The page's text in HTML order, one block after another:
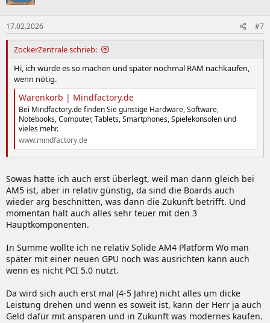
o
n
e
n
:
17.02.2026 #7
ZockerZentrale schrieb:
Hi, ich würde es so machen und später nochmal RAM nachkaufen,
wenn nötig.
Warenkorb | Mindfactory.de
Bei Mindfactory.de finden Sie günstige Hardware, Software,
Notebooks, Computer, Tablets, Smartphones, Spielekonsolen und
vieles mehr.
www.mindfactory.de
Sowas hatte ich auch erst überlegt, weil man dann gleich bei
AM5 ist, aber in relativ günstig, da sind die Boards auch
wieder arg beschnitten, was dann die Zukunft betrifft. Und
momentan halt auch alles sehr teuer mit den 3
Hauptkomponenten.
In Summe wollte ich ne relativ Solide AM4 Platform Wo man
später mit einer neuen GPU noch was ausrichten kann auch
wenn es nicht PCI 5.0 nutzt.
Da wird sich auch erst mal (4-5 Jahre) nicht alles um dicke
Leistung drehen und wenn es soweit ist, kann der Herr ja auch
Geld dafür mit ansparen und in Zukunft was modernes kaufen.